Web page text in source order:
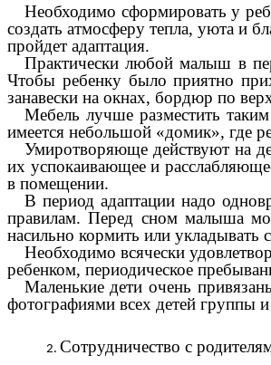
Необходимо сформировать у
создать атмосферу тепла, уюта и
пройдет адаптация.
Практически любой малыш в
Чтобы ребенку было приятно
занавески на окнах, бордюр по
Мебель лучше разместить
имеется небольшой «домик», где
Умиротворяюще действуют на
их успокаивающее и
в помещении.
В период адаптации надо
правилам. Перед сном малыша
насильно кормить или укладывать
Необходимо всячески
ребенком, периодическое
Маленькие дети очень
фотографиями всех детей группы
Сотрудничество с